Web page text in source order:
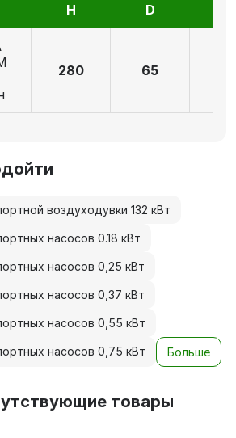
H D
280 65
воздуходувки 132 кВт
насосов 0.18 кВт
насосов 0,25 кВт
насосов 0,37 кВт
насосов 0,55 кВт
насосов 0,75 кВт Больше
товары